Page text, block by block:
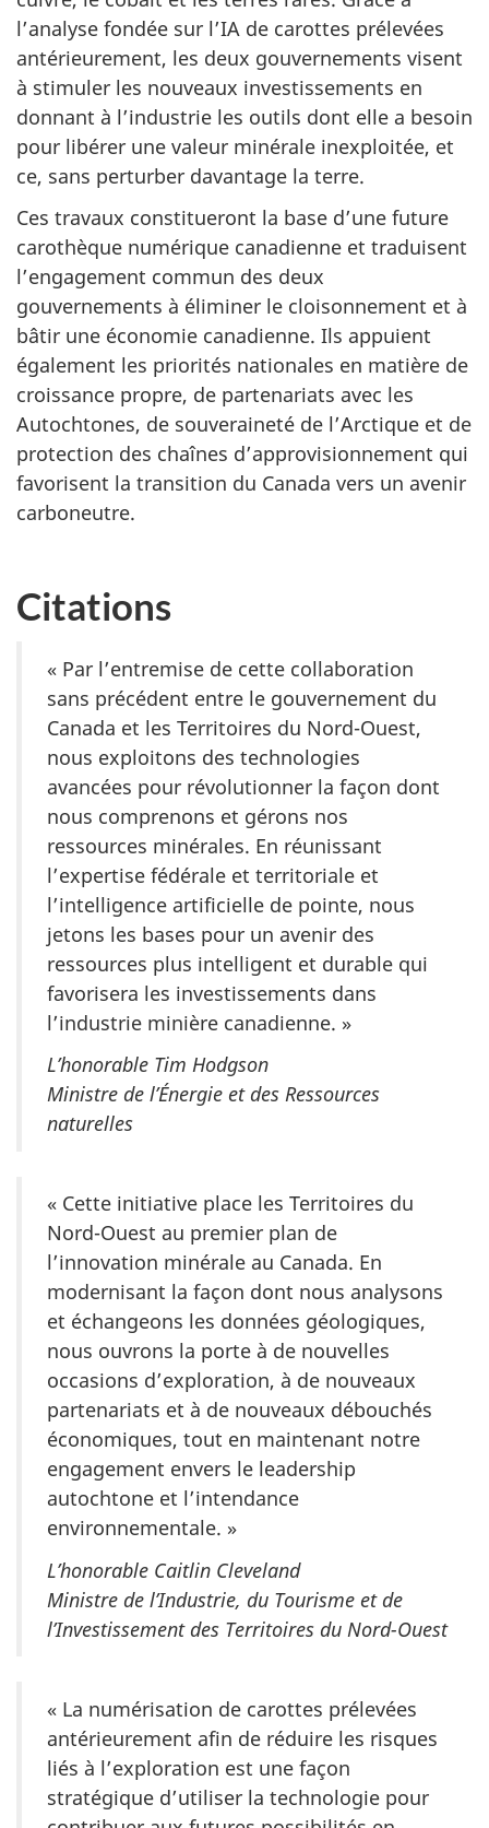
l’analyse fondée sur l’IA de carottes prélevées
antérieurement, les deux gouvernements visent
à stimuler les nouveaux investissements en
donnant à l’industrie les outils dont elle a besoin
pour libérer une valeur minérale inexploitée, et
ce, sans perturber davantage la terre.
Ces travaux constitueront la base d’une future
carothèque numérique canadienne et traduisent
l’engagement commun des deux
gouvernements à éliminer le cloisonnement et à
bâtir une économie canadienne. Ils appuient
également les priorités nationales en matière de
croissance propre, de partenariats avec les
Autochtones, de souveraineté de l’Arctique et de
protection des chaînes d’approvisionnement qui
favorisent la transition du Canada vers un avenir
carboneutre.
Citations
« Par l’entremise de cette collaboration
sans précédent entre le gouvernement du
Canada et les Territoires du Nord-Ouest,
nous exploitons des technologies
avancées pour révolutionner la façon dont
nous comprenons et gérons nos
ressources minérales. En réunissant
l’expertise fédérale et territoriale et
l’intelligence artificielle de pointe, nous
jetons les bases pour un avenir des
ressources plus intelligent et durable qui
favorisera les investissements dans
l’industrie minière canadienne. »
L’honorable Tim Hodgson
Ministre de l’Énergie et des Ressources
naturelles
« Cette initiative place les Territoires du
Nord-Ouest au premier plan de
l’innovation minérale au Canada. En
modernisant la façon dont nous analysons
et échangeons les données géologiques,
nous ouvrons la porte à de nouvelles
occasions d’exploration, à de nouveaux
partenariats et à de nouveaux débouchés
économiques, tout en maintenant notre
engagement envers le leadership
autochtone et l’intendance
environnementale. »
L’honorable Caitlin Cleveland
Ministre de l’Industrie, du Tourisme et de
l’Investissement des Territoires du Nord-Ouest
« La numérisation de carottes prélevées
antérieurement afin de réduire les risques
liés à l’exploration est une façon
stratégique d’utiliser la technologie pour